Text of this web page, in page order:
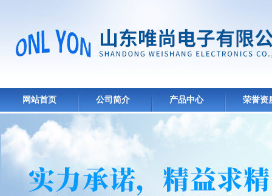
网站首页 公司简介 产品中心 荣誉资